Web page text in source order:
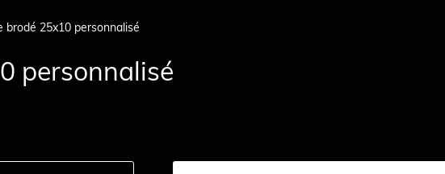
brodé 25x10 personnalisé
personnalisé